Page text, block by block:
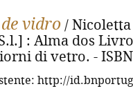
vidro /
: Alma dos
di vetro. - ISBN
http://